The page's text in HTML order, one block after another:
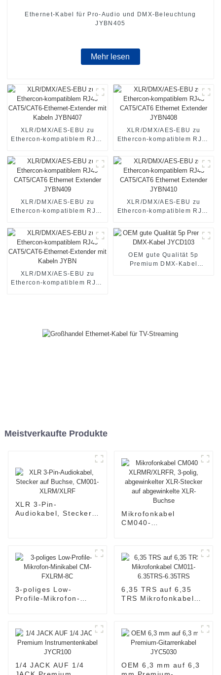
Ethernet-Kabel für Pro-Audio und DMX-Beleuchtung
JYBN405
Mehr lesen
XLR/DMX/AES-EBU zu
Ethercon-kompatiblem RJ45
Extender mit Kabeln
XLR/DMX/AES-EBU zu
Ethercon-kompatiblem RJ45
Extender JYBN408
XLR/DMX/AES-EBU zu
Ethercon-kompatiblem RJ45
Extender JYBN409
XLR/DMX/AES-EBU zu
Ethercon-kompatiblem RJ45
Extender JYBN410
XLR/DMX/AES-EBU zu
Ethercon-kompatiblem RJ45
OEM gute Qualität 5p
Premium DMX-Kabel
Meistverkaufte Produkte
XLR 3-Pin-
Audiokabel, Stecker
Mikrofonkabel
CM040-
abgewinkelte XLR-
Buchse
3-poliges Low-
Profile-Mikrofon-
6,35 TRS auf 6,35
TRS Mikrofonkabel
1/4 JACK AUF 1/4
OEM 6,3 mm auf 6,3